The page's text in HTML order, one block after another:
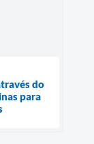
do
para